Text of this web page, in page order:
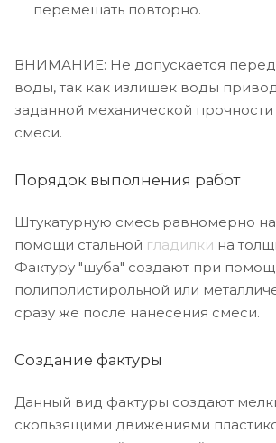
перемешать повторно.
ВНИМАНИЕ: Не допускается
воды, так как излишек воды
заданной механической прочности
смеси.
Порядок выполнения работ
Штукатурную смесь равномерно
помощи стальной гладилки на
Фактуру "шуба" создают при
полиполистирольной или
сразу же после нанесения смеси.
Создание фактуры
Данный вид фактуры создают
скользящими движениями